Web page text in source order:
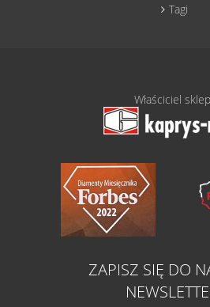
Tagi
Właściciel
ZAPISZ SIĘ DO